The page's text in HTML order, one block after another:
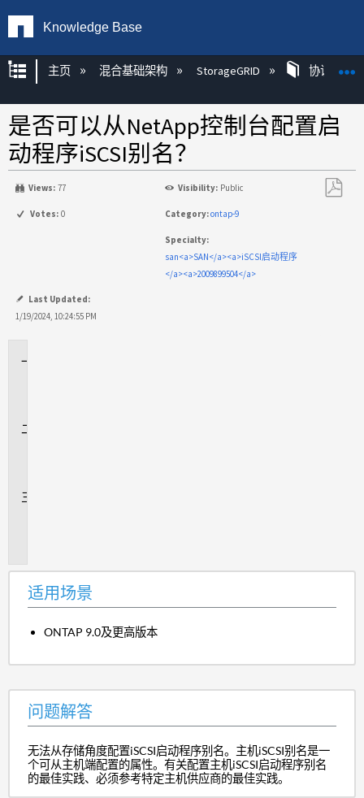
Knowledge Base
扩展/隐缩全局层次
主页 混合基础架构 StorageGRID 协议
是否可以从NetApp控制台配置启
动程序iSCSI别名？
Views: 77 Visibility: Public
Votes: 0 Category:ontap-9
Specialty:
san<a>SAN</a><a>iSCSI启动程序
</a><a>2009899504</a>
Last Updated:
1/19/2024, 10:24:55 PM
适用场景
ONTAP 9.0及更高版本
问题解答
无法从存储角度配置iSCSI启动程序别名。主机iSCSI别名是一
个可从主机端配置的属性。有关配置主机iSCSI启动程序别名
的最佳实践、必须参考特定主机供应商的最佳实践。